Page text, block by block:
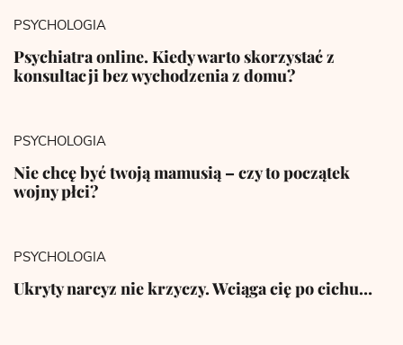
PSYCHOLOGIA
Psychiatra online. Kiedy warto skorzystać z
konsultacji bez wychodzenia z domu?
PSYCHOLOGIA
Nie chcę być twoją mamusią – czy to początek
wojny płci?
PSYCHOLOGIA
Ukryty narcyz nie krzyczy. Wciąga cię po cichu…